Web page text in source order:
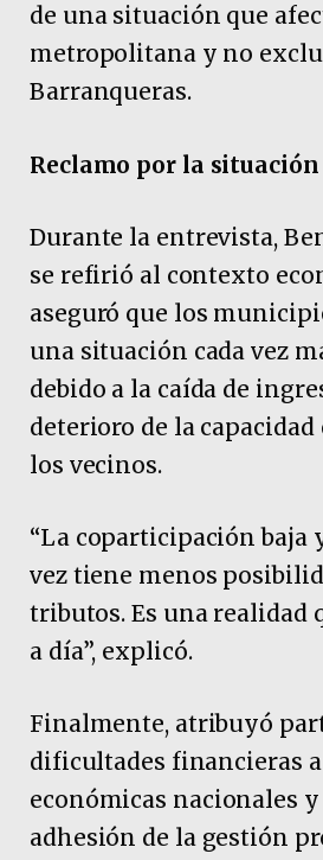
de una situación que
metropolitana y no
Barranqueras.
Reclamo por la
Durante la entrevista,
se refirió al contexto
aseguró que los
una situación cada vez
debido a la caída de
deterioro de la
los vecinos.
“La coparticipación baja
vez tiene menos
tributos. Es una realidad
a día”, explicó.
Finalmente, atribuyó
dificultades financieras
económicas nacionales
adhesión de la gestión